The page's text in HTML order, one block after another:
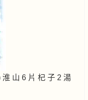
山 6 片 杞 子 2 湯